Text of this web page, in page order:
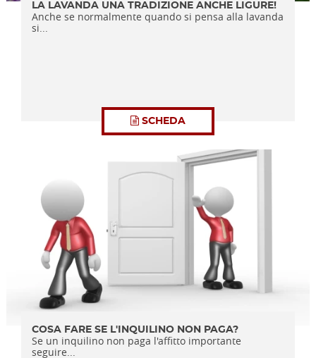
LA LAVANDA UNA TRADIZIONE ANCHE LIGURE!
Anche se normalmente quando si pensa alla lavanda
si...
SCHEDA
COSA FARE SE L'INQUILINO NON PAGA?
Se un inquilino non paga l'affitto importante
seguire...